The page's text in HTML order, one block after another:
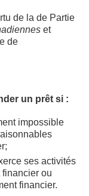
de la de Partie
et
de
un prêt si :
impossible
ses activités
ou
financier.